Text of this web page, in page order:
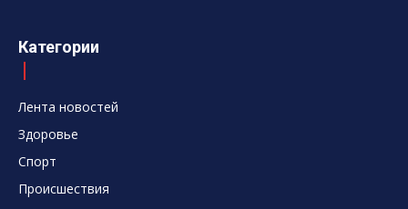
Категории
Лента новостей
Здоровье
Спорт
Происшествия